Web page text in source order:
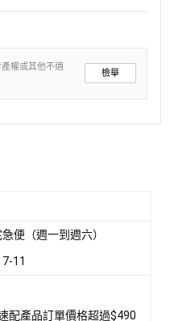
權或其他不適
檢舉
便（週一到週六）
11
配產品訂單價格超過$490